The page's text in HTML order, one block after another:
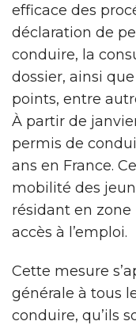
efficace des
déclaration de
conduire, la
dossier, ainsi
points, entre
À partir de
permis de
ans en France.
mobilité des
résidant en
accès à l’emploi.
Cette mesure
générale à tous
conduire, qu’ils